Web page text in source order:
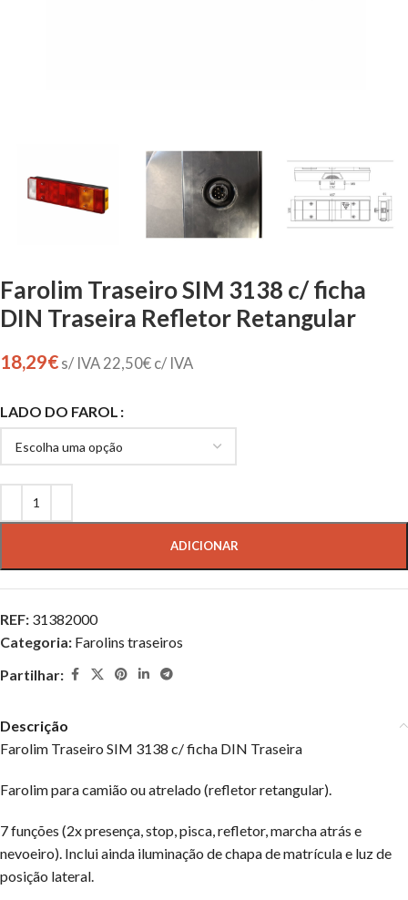
Farolim Traseiro SIM 3138 c/ ficha
DIN Traseira Refletor Retangular
18,29€ s/ IVA 22,50€ c/ IVA
LADO DO FAROL
ADICIONAR
REF: 31382000
Categoria: Farolins traseiros
Partilhar:
Descrição
Farolim Traseiro SIM 3138 c/ ficha DIN Traseira
Farolim para camião ou atrelado (refletor retangular).
7 funções (2x presença, stop, pisca, refletor, marcha atrás e
nevoeiro). Inclui ainda iluminação de chapa de matrícula e luz de
posição lateral.